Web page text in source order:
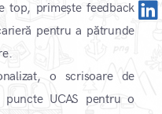
top, primește feedback
pentru a pătrunde
o scrisoare de
UCAS pentru o